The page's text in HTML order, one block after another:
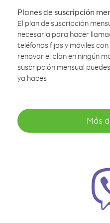
Planes de suscripción
El plan de suscripción
necesaria para hacer
teléfonos fijos y móviles
renovar el plan en ningún
suscripción mensual
ya haces
Más